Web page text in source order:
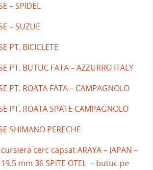
– SPIDEL
– SUZUE
PT. BICICLETE
PT. BUTUC FATA – AZZURRO ITALY
PT. ROATA FATA – CAMPAGNOLO
PT. ROATA SPATE CAMPAGNOLO
SHIMANO PERECHE
cerc capsat ARAYA – JAPAN –
mm 36 SPITE OTEL – butuc pe